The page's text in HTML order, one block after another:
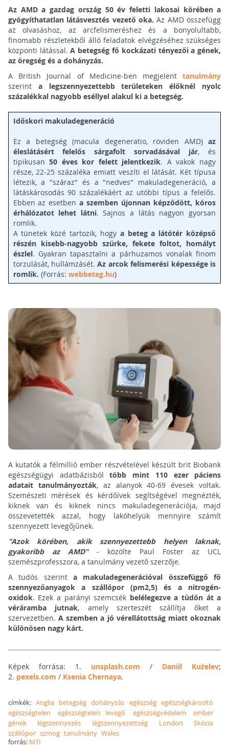
Az AMD a gazdag ország 50 év feletti lakosai körében a
gyógyíthatatlan látásvesztés vezető oka. Az AMD összefügg
az olvasáshoz, az arcfelismeréshez és a bonyolultabb,
finomabb részletekből álló feladatok elvégzéséhez szükséges
központi látással.A betegség fő kockázati tényezői a gének,
az öregség és a dohányzás.
A British Journal of Medicine-ben megjelenttanulmány
szerint a legszennyezettebb területeken élőknél nyolc
százalékkal nagyobb eséllyel alakul ki a betegség.
Időskori makuladegeneráció
Ez a betegség (macula degeneratio, röviden AMD) az
éleslátásért felelős sárgafolt sorvadásával jár, és
tipikusan50 éves kor felett jelentkezik. A vakok nagy
része, 22-25 százaléka emiatt veszíti el látását. Két típusa
létezik, a "száraz" és a "nedves" makuladegeneráció, a
látáskárosodás 90 százalékáért az utóbbi típus a felelős.
Ebben az esetbena szemben újonnan képződött, kóros
érhálózatot lehet látni. Sajnos a látás nagyon gyorsan
romlik.
A tünetek közé tartozik, hogy a beteg a látótér középső
részén kisebb-nagyobb szürke, fekete foltot, homályt
észlel. Gyakran tapasztalni a párhuzamos vonalak finom
torzulását, hullámzásét.Az arcok felismerési képessége is
romlik. (Forrás: webbeteg.hu)
A kutatók a félmillió ember részvételével készült brit Biobank
egészségügyi adatbázisból több mint 110 ezer páciens
adatait tanulmányozták, az alanyok 40-69 évesek voltak.
Szemészeti mérések és kérdőívek segítségével megnézték,
kiknek van és kiknek nincs makuladegenerációja, majd
összevetették azzal, hogy lakóhelyük mennyire számít
szennyezett levegőjűnek.
"Azok körében, akik szennyezettebb helyen laknak,
gyakoribb az AMD"- közölte Paul Foster az UCL
szemészprofesszora, a tanulmány vezető szerzője.
A tudós szerinta makuladegenerációval összefüggő fő
szennyezőanyagok a szállópor (pm2,5) és a nitrogén-
oxidok. Ezek a parányi szemcsék belélegezve a tüdőn át a
véráramba jutnak, amely szerteszét szállítja őket a
szervezetben. A szemben a jó vérellátottság miatt okoznak
különösen nagy kárt.
Képek forrása: 1. unsplash.com / Daniil Kuželev;
2. pexels.com / Ksenia Chernaya.
címkék: Anglia betegség dohányzás egészség egészségkárosító
egészségtelen
egészségtelen levegő egészségvédelem
ember
gének
légszennyezés légszennyezettség London
Skócia
szállópor szmog tanulmány Wales
forrás: MTI